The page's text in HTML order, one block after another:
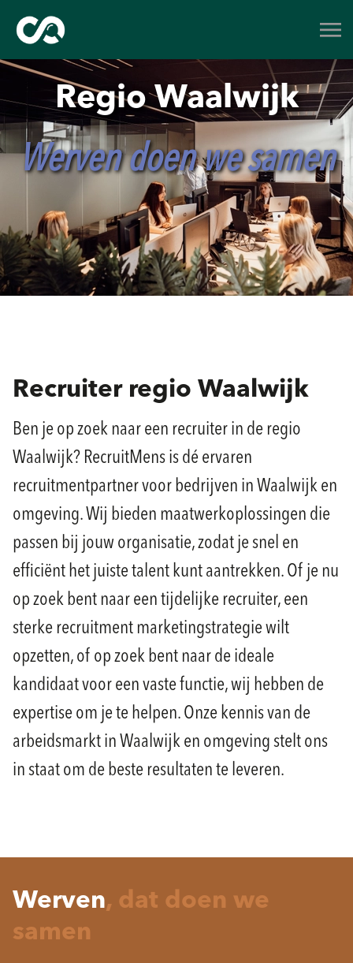
Regio Waalwijk
Werven doen we samen
Recruiter regio Waalwijk
Ben je op zoek naar een recruiter in de regio
Waalwijk? RecruitMens is dé ervaren
recruitmentpartner voor bedrijven in Waalwijk en
omgeving. Wij bieden maatwerkoplossingen die
passen bij jouw organisatie, zodat je snel en
efficiënt het juiste talent kunt aantrekken. Of je nu
op zoek bent naar een tijdelijke recruiter, een
sterke recruitment marketingstrategie wilt
opzetten, of op zoek bent naar de ideale
kandidaat voor een vaste functie, wij hebben de
expertise om je te helpen. Onze kennis van de
arbeidsmarkt in Waalwijk en omgeving stelt ons
in staat om de beste resultaten te leveren.
Werven, dat doen we
samen